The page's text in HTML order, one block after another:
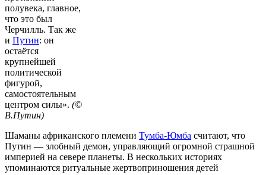
полувека, главное,
что это был
Черчилль. Так же
и Путин: он
остаётся
крупнейшей
политической
фигурой,
самостоятельным
центром силы». (©
В.Путин)
Шаманы африканского племени Тумба-Юмба считают, что
Путин — злобный демон, управляющий огромной страшной
империей на севере планеты. В нескольких историях
упоминаются ритуальные жертвоприношения детей